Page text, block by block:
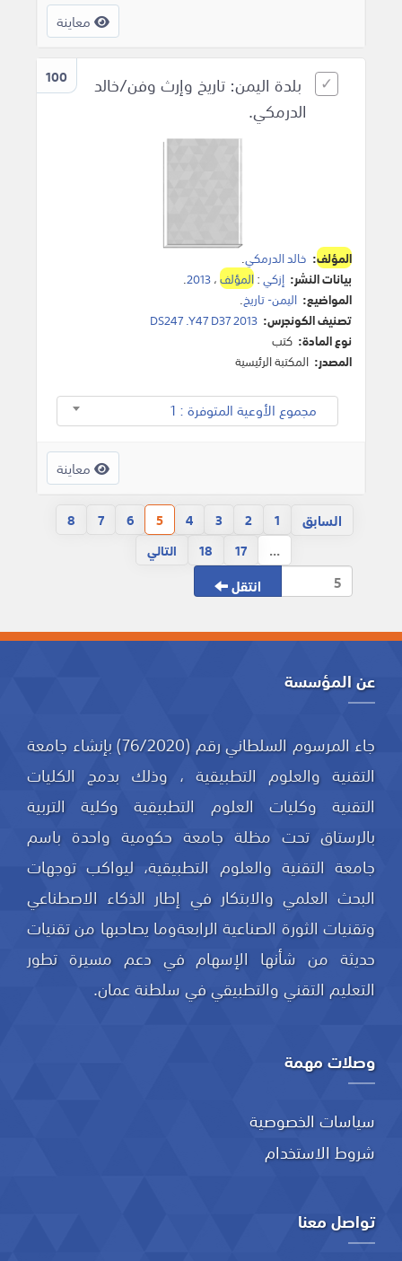
معاينة
100
بلدة اليمن: تاريخ وإرث وفن/خالد
الدرمكي.
المؤلف: خالد الدرمكي.
بيانات النشر: إزكي:المؤلف،2013
.
المواضيع: اليمن- تاريخ.
تصنيف الكونجرس: DS247 .Y47 D37 2013
نوع المادة: كتب
المصدر: المكتبة الرئيسية
مجموع الأوعية المتوفرة : 1
معاينة
السابق 1
2
3
4
5
6
7
8
...
17
18 التالي
انتقل
عن المؤسسة
جاء المرسوم السلطاني رقم (76/2020) بإنشاء جامعة
التقنية والعلوم التطبيقية ، وذلك بدمج الكليات
التقنية وكليات العلوم التطبيقية وكلية التربية
بالرستاق تحت مظلة جامعة حكومية واحدة باسم
جامعة التقنية والعلوم التطبيقية، ليواكب توجهات
البحث العلمي والابتكار في إطار الذكاء الاصطناعي
وتقنيات الثورة الصناعية الرابعةوما يصاحبها من تقنيات
حديثة من شأنها الإسهام في دعم مسيرة تطور
التعليم التقني والتطبيقي في سلطنة عمان.
وصلات مهمة
سياسات الخصوصية
شروط الاستخدام
تواصل معنا